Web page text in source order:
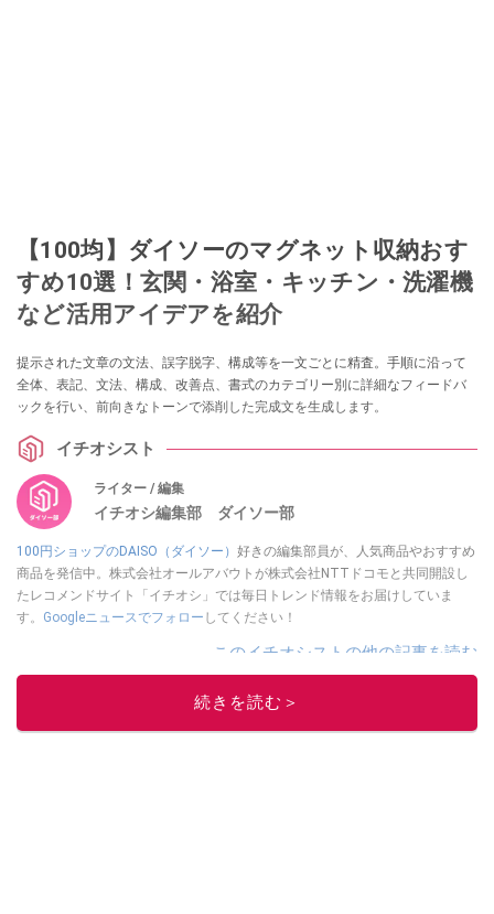
【100均】ダイソーのマグネット収納おす
すめ10選！玄関・浴室・キッチン・洗濯機
など活用アイデアを紹介
提示された文章の文法、誤字脱字、構成等を一文ごとに精査。手順に沿って
全体、表記、文法、構成、改善点、書式のカテゴリー別に詳細なフィードバ
ックを行い、前向きなトーンで添削した完成文を生成します。
イチオシスト
ライター / 編集
イチオシ編集部 ダイソー部
100円ショップのDAISO（ダイソー） 好きの編集部員が、人気商品やおすすめ
商品を発信中。株式会社オールアバウトが株式会社NTTドコモと共同開設し
たレコメンドサイト「イチオシ」では毎日トレンド情報をお届けしていま
す。 Googleニュースでフォロー してください！
このイチオシストの他の記事を読む
続きを読む＞